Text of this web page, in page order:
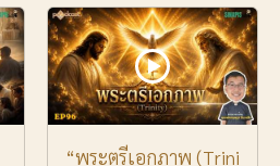
“พระตรีเอกภาพ (Trini